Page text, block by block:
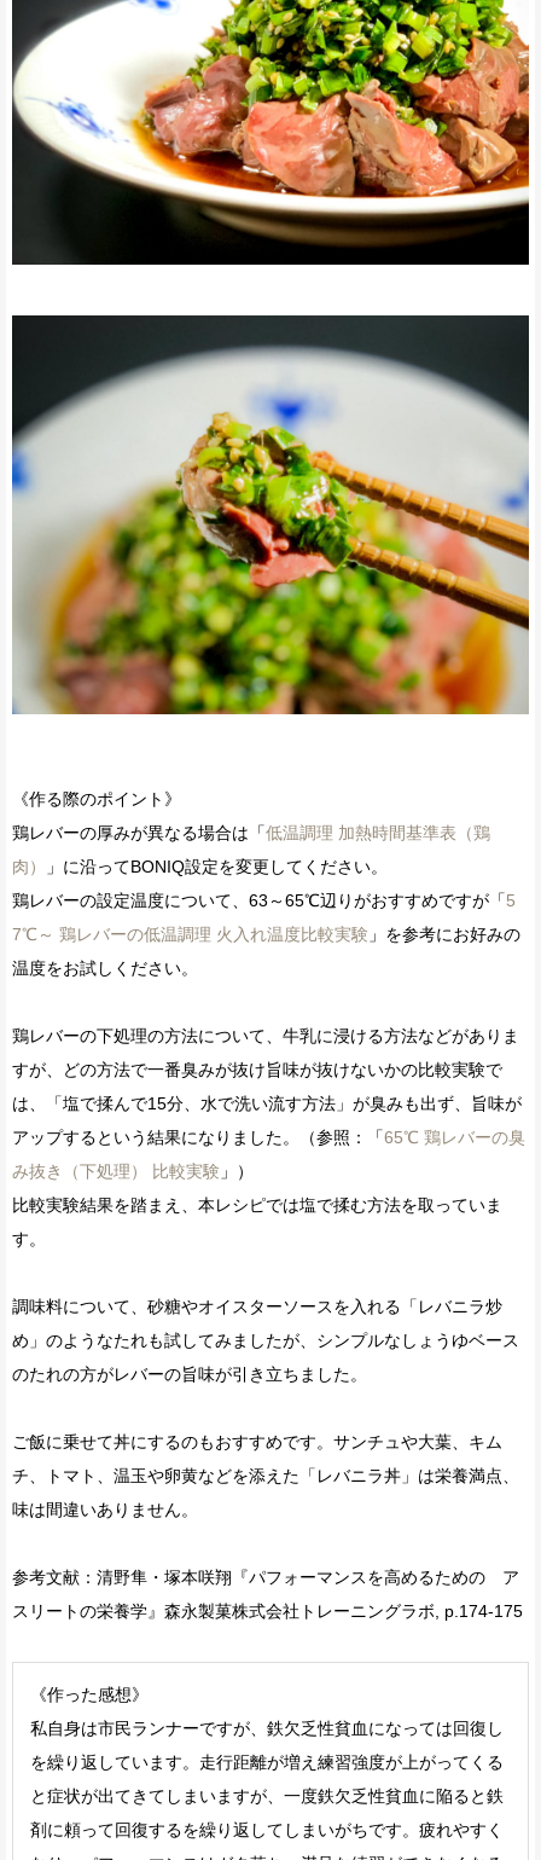
《作る際のポイント》
鶏レバーの厚みが異なる場合は「低温調理 加熱時間基準表（鶏
肉）
」に沿ってBONIQ設定を変更してください。
鶏レバーの設定温度について、63～65℃辺りがおすすめですが「5
7℃～ 鶏レバーの低温調理 火入れ温度比較実験 」を参考にお好みの
温度をお試しください。
鶏レバーの下処理の方法について、牛乳に浸ける方法などがありま
すが、どの方法で一番臭みが抜け旨味が抜けないかの比較実験で
は、「塩で揉んで15分、水で洗い流す方法」が臭みも出ず、旨味が
アップするという結果になりました。（参照：「65℃ 鶏レバーの臭
み抜き（下処理） 比較実験 」）
比較実験結果を踏まえ、本レシピでは塩で揉む方法を取っていま
す。
調味料について、砂糖やオイスターソースを入れる「レバニラ炒
め」のようなたれも試してみましたが、シンプルなしょうゆベース
のたれの方がレバーの旨味が引き立ちました。
ご飯に乗せて丼にするのもおすすめです。サンチュや大葉、キム
チ、トマト、温玉や卵黄などを添えた「レバニラ丼」は栄養満点、
味は間違いありません。
参考文献：清野隼・塚本咲翔『パフォーマンスを高めるための ア
スリートの栄養学』森永製菓株式会社トレーニングラボ, p.174-175
《作った感想》
私自身は市民ランナーですが、鉄欠乏性貧血になっては回復し
を繰り返しています。走行距離が増え練習強度が上がってくる
と症状が出てきてしまいますが、一度鉄欠乏性貧血に陥ると鉄
剤に頼って回復するを繰り返してしまいがちです。疲れやすく